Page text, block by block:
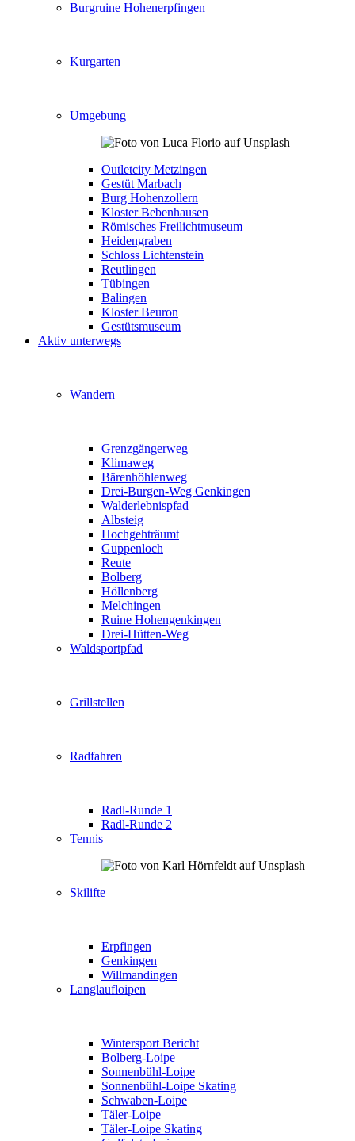
Burgruine Hohenerpfingen
Kurgarten
Umgebung
Outletcity Metzingen
Gestüt Marbach
Burg Hohenzollern
Kloster Bebenhausen
Römisches Freilichtmuseum
Heidengraben
Schloss Lichtenstein
Reutlingen
Tübingen
Balingen
Kloster Beuron
Gestütsmuseum
Aktiv unterwegs
Wandern
Grenzgängerweg
Klimaweg
Bärenhöhlenweg
Drei-Burgen-Weg Genkingen
Walderlebnispfad
Albsteig
Hochgehträumt
Guppenloch
Reute
Bolberg
Höllenberg
Melchingen
Ruine Hohengenkingen
Drei-Hütten-Weg
Waldsportpfad
Grillstellen
Radfahren
Radl-Runde 1
Radl-Runde 2
Tennis
Skilifte
Erpfingen
Genkingen
Willmandingen
Langlaufloipen
Wintersport Bericht
Bolberg-Loipe
Sonnenbühl-Loipe
Sonnenbühl-Loipe Skating
Schwaben-Loipe
Täler-Loipe
Täler-Loipe Skating